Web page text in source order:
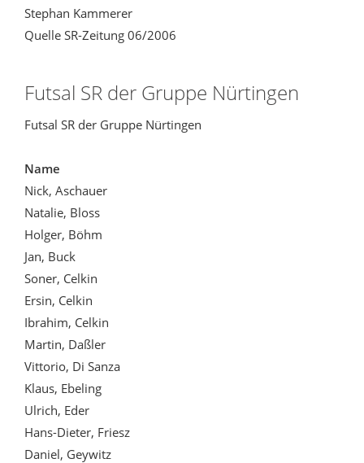
Stephan Kammerer
Quelle SR-Zeitung 06/2006
Futsal SR der Gruppe Nürtingen
Futsal SR der Gruppe Nürtingen
Name
Nick, Aschauer
Natalie, Bloss
Holger, Böhm
Jan, Buck
Soner, Celkin
Ersin, Celkin
Ibrahim, Celkin
Martin, Daßler
Vittorio, Di Sanza
Klaus, Ebeling
Ulrich, Eder
Hans-Dieter, Friesz
Daniel, Geywitz